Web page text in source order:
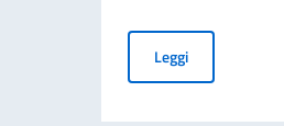
LeggiGiornata